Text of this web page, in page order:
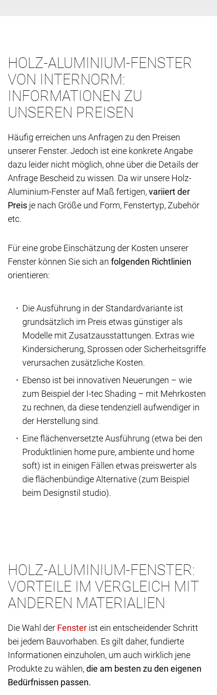
HOLZ-ALUMINIUM-FENSTER
VON INTERNORM:
INFORMATIONEN ZU
UNSEREN PREISEN
Häufig erreichen uns Anfragen zu den Preisen
unserer Fenster. Jedoch ist eine konkrete Angabe
dazu leider nicht möglich, ohne über die Details der
Anfrage Bescheid zu wissen. Da wir unsere Holz-
Aluminium-Fenster auf Maß fertigen,variiert der
Preis je nach Größe und Form, Fenstertyp, Zubehör
etc.
Für eine grobe Einschätzung der Kosten unserer
Fenster können Sie sich an folgenden Richtlinien
orientieren:
Die Ausführung in der Standardvariante ist
grundsätzlich im Preis etwas günstiger als
Modelle mit Zusatzausstattungen. Extras wie
Kindersicherung, Sprossen oder Sicherheitsgriffe
verursachen zusätzliche Kosten.
Ebenso ist bei innovativen Neuerungen – wie
zum Beispiel der I-tec Shading – mit Mehrkosten
zu rechnen, da diese tendenziell aufwendiger in
der Herstellung sind.
Eine flächenversetzte Ausführung (etwa bei den
Produktlinien home pure, ambiente und home
soft) ist in einigen Fällen etwas preiswerter als
die flächenbündige Alternative (zum Beispiel
beim Designstil studio).
HOLZ-ALUMINIUM-FENSTER:
VORTEILE IM VERGLEICH MIT
ANDEREN MATERIALIEN
Die Wahl der
ist ein entscheidender Schritt
bei jedem Bauvorhaben. Es gilt daher, fundierte
Informationen einzuholen, um auch wirklich jene
Produkte zu wählen,die am besten zu den eigenen
Bedürfnissen passen.